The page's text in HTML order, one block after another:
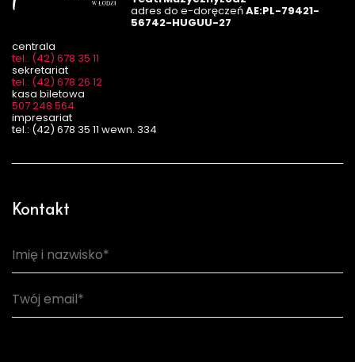
adres do e-doręczeńAE:PL-79421-
56742-HUGUU-27
centrala
tel.: (42) 678 35 11
sekretariat
tel.: (42) 678 26 12
kasa biletowa
507 248 564
impresariat
tel.: (42) 678 35 11 wewn. 334
Kontakt